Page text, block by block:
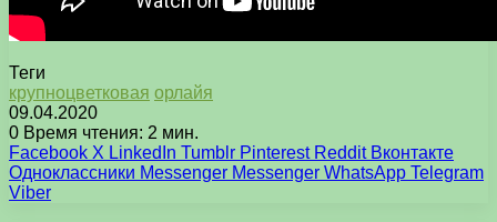
Теги
крупноцветковая орлайя
09.04.2020
0 Время чтения: 2 мин.
Facebook X LinkedIn Tumblr Pinterest Reddit Вконтакте
Одноклассники Messenger Messenger WhatsApp Telegram
Viber